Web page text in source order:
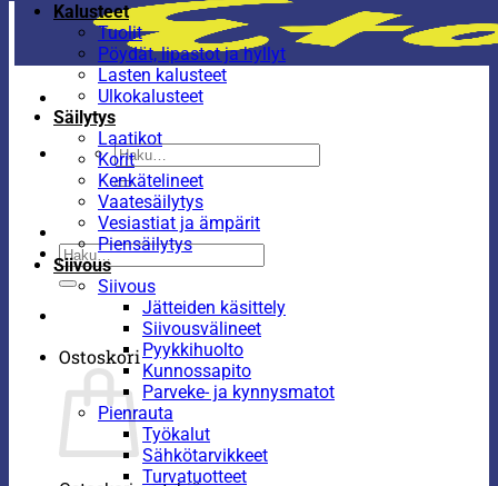
Etsi:
Etsi:
Ostoskori
Kalusteet
Tuolit
Pöydät, lipastot ja hyllyt
Lasten kalusteet
Ulkokalusteet
Säilytys
Laatikot
Korit
Kenkätelineet
Vaatesäilytys
Vesiastiat ja ämpärit
Piensäilytys
Siivous
Siivous
Jätteiden käsittely
Siivousvälineet
Pyykkihuolto
Kunnossapito
Parveke- ja kynnysmatot
Pienrauta
Työkalut
Sähkötarvikkeet
Turvatuotteet